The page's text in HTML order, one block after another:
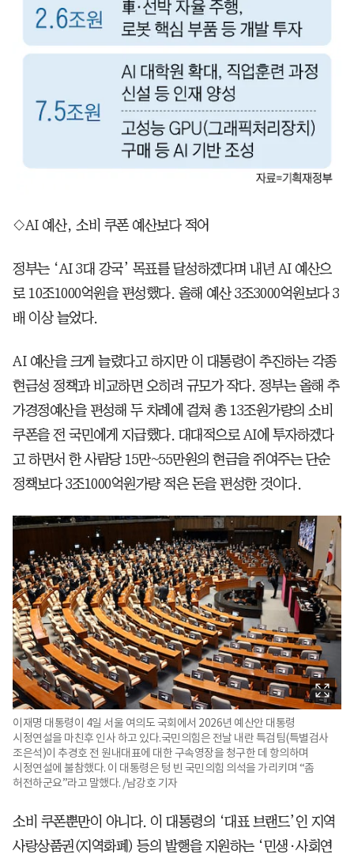
◇AI 예산, 소비 쿠폰 예산보다 적어
정부는 ‘AI 3대 강국’ 목표를 달성하겠다며 내년 AI 예산으
로 10조1000억원을 편성했다. 올해 예산 3조3000억원보다 3
배 이상 늘었다.
AI 예산을 크게 늘렸다고 하지만 이 대통령이 추진하는 각종
현금성 정책과 비교하면 오히려 규모가 작다. 정부는 올해 추
가경정예산을 편성해 두 차례에 걸쳐 총 13조원가량의 소비
쿠폰을 전 국민에게 지급했다. 대대적으로 AI에 투자하겠다
고 하면서 한 사람당 15만~55만원의 현금을 쥐여주는 단순
정책보다 3조1000억원가량 적은 돈을 편성한 것이다.
이재명 대통령이 4일 서울 여의도 국회에서 2026년 예산안 대통령
시정연설을 마친후 인사 하고 있다.국민의힘은 전날 내란 특검팀(특별검사
조은석)이 추경호 전 원내대표에 대한 구속영장을 청구한 데 항의하며
시정연설에 불참했다. 이 대통령은 텅 빈 국민의힘 의석을 가리키며 “좀
허전하군요”라고 말했다. /남강호 기자
소비 쿠폰뿐만이 아니다. 이 대통령의 ‘대표 브랜드’인 지역
사랑상품권(지역화폐) 등의 발행을 지원하는 ‘민생·사회연